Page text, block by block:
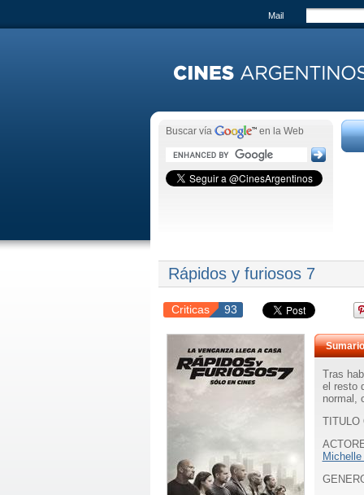
Mail
Buscar vía en la Web
Rápidos y furiosos 7
Criticas 93
Sumario
Tras
el resto
normal,
TITULO